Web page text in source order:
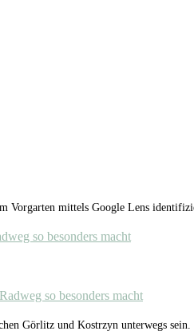
Vorgarten mittels Google Lens
so besonders macht
so besonders macht
Görlitz und Kostrzyn unterwegs sein.